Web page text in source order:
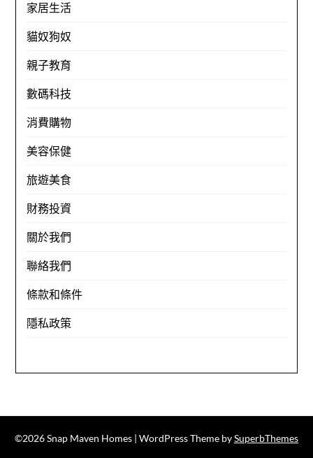
家居生活
貓奴狗奴
親子教育
數碼科技
消費購物
美容保健
旅遊美食
財務投資
關於我們
聯絡我們
條款和條件
隱私政策
©2026 Snap Maven Homes | WordPress Theme bySuperbThemes